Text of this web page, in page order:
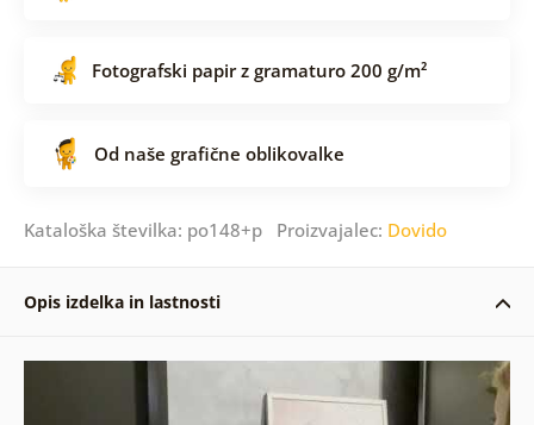
Fotografski papir z gramaturo 200 g/m²
Od naše grafične oblikovalke
Kataloška številka: po148+p Proizvajalec: Dovido
Opis izdelka in lastnosti